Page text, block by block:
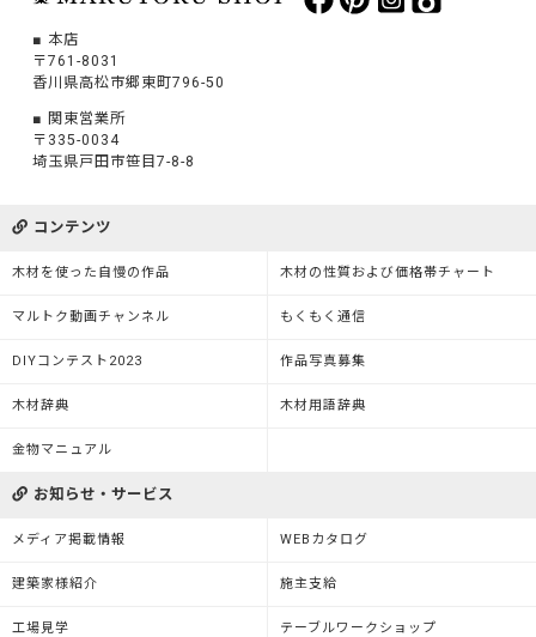
本店
〒761-8031
香川県高松市郷東町796-50
関東営業所
〒335-0034
埼玉県戸田市笹目7-8-8
コンテンツ
木材を使った自慢の作品 木材の性質および価格帯チャート
マルトク動画チャンネル もくもく通信
DIYコンテスト2023 作品写真募集
木材辞典 木材用語辞典
金物マニュアル
お知らせ・サービス
メディア掲載情報 WEBカタログ
建築家様紹介 施主支給
工場見学 テーブルワークショップ